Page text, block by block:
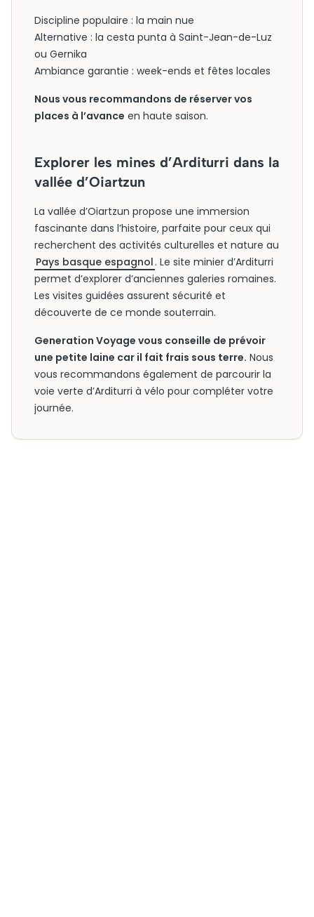
Discipline populaire : la main nue
Alternative : la cesta punta à Saint-Jean-de-Luz
ou Gernika
Ambiance garantie : week-ends et fêtes locales
Nous vous recommandons de réserver vos
places à l’avance en haute saison.
Explorer les mines d’Arditurri dans la
vallée d’Oiartzun
La vallée d’Oiartzun propose une immersion
fascinante dans l’histoire, parfaite pour ceux qui
recherchent des activités culturelles et nature au
Pays basque espagnol . Le site minier d’Arditurri
permet d’explorer d’anciennes galeries romaines.
Les visites guidées assurent sécurité et
découverte de ce monde souterrain.
Generation Voyage vous conseille de prévoir
une petite laine car il fait frais sous terre. Nous
vous recommandons également de parcourir la
voie verte d’Arditurri à vélo pour compléter votre
journée.